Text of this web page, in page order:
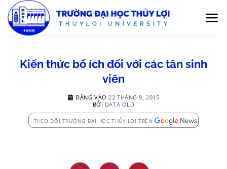
qua
nội
Kiến thức bổ ích đối với các tân sinh
viên
ĐĂNG VÀO 22 THÁNG 9, 2015
BỞI DATA OLD
THEO DÕI TRƯỜNG ĐẠI HỌC THỦY LỢI TRÊN